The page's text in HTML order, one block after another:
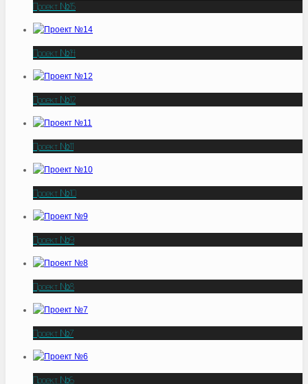
Проект №15
Проект №14
Проект №12
Проект №11
Проект №10
Проект №9
Проект №8
Проект №7
Проект №6